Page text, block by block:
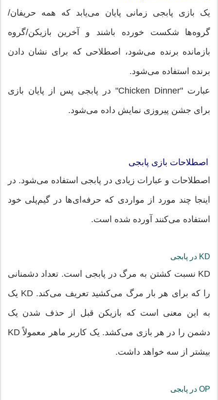
یک بازی پابجی زمانی پایان می‌یابد که همه حریفان/
گروه‌ها شکست خورده باشند و آخرین بازیکن/گروه
بازمانده برنده می‌شود، اصطلاحی که برای نشان دادن
برنده استفاده می‌شود.
عبارت "Chicken Dinner" در پابجی پس از پایان بازی
برای جشن پیروزی نمایش داده می‌شود.
اصطلاحات بازی پابجی
اصطلاحات و عبارات زیادی در پابجی استفاده می‌شود. در
اینجا چند مورد از مواردی که حرفه‌ای‌ها در گیم‌پلی خود
استفاده می‌کنند آورده شده است.
KD در پابجی
KD نسبت کشتن به مرگ در پابجی است. تعداد دشمنانی
را که برای هر بار مرگ می‌کشید تعریف می‌کند. KD یک
به این معنی است که بازیکن قبل از حذف شدن یک
دشمن را در هر بازی می‌کشد. یک کاربر ماهر معمولاً KD
بیشتر از سه خواهد داشت.
OP در پابجی